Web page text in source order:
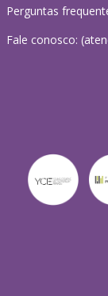
Perguntas
Fale conosco: